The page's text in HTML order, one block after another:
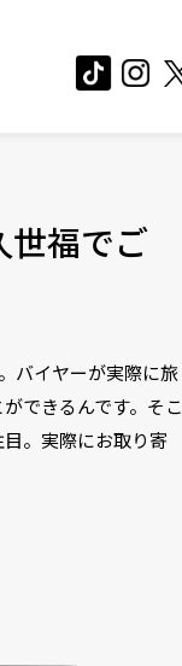
世福でご
バイヤーが実際に旅
できるんです。そこ
。実際にお取り寄